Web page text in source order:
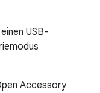
USB-
Accessory